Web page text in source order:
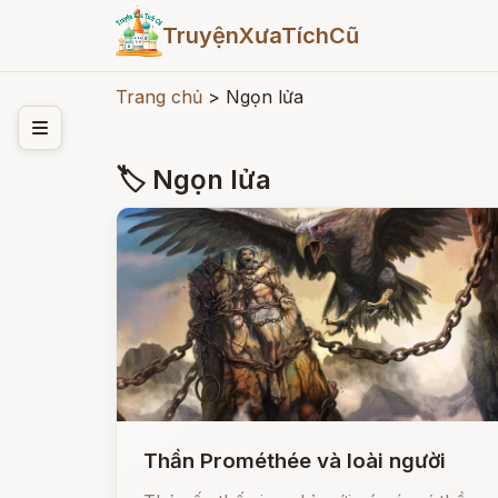
TruyệnXưaTíchCũ
Trang chủ > Ngọn lửa
🏷 Ngọn lửa
Thần Prométhée và loài người